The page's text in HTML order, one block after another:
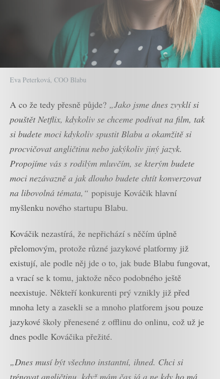
Eva Peterková, COO Blabu
A co že tedy přesně půjde? „Jako jsme dnes zvyklí si
pouštět Netflix, kdykoliv se chceme podívat na film, tak
si budete moci kdykoliv spustit Blabu a okamžitě si
procvičovat angličtinu nebo jakýkoliv jiný jazyk.
Propojíme vás s rodilým mluvčím, se kterým budete
moci nezávazně a jak dlouho budete chtít konverzovat
na libovolná témata,“ popisuje Kováčik hlavní
myšlenku nového startupu Blabu.
Kováčik nezastírá, že nepřichází s něčím úplně
přelomovým, protože různé jazykové platformy již
existují, ale podle něj jde o to, jak bude Blabu fungovat,
a vrací se k tomu, jaktože něco podobného ještě
neexistuje. Někteří konkurenti prý vznikly již před
mnoha lety a zasekli se a mnoho platforem jsou pouze
jazykové školy přenesené z offlinu do onlinu, což už je
dnes podle Kováčika přežité.
„Dnes musí být všechno instantní, ihned. Chci si